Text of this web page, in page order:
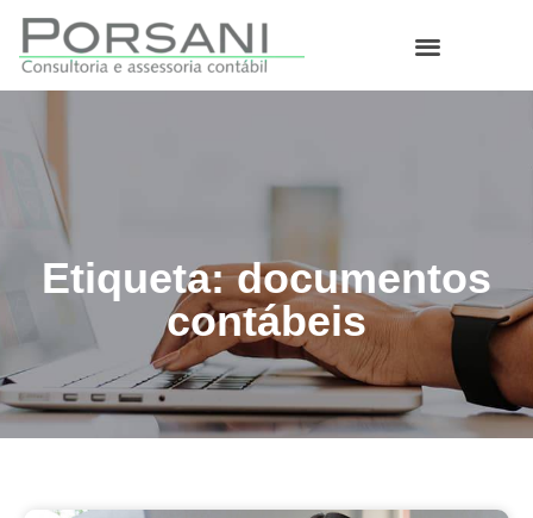
Etiqueta: documentos
contábeis